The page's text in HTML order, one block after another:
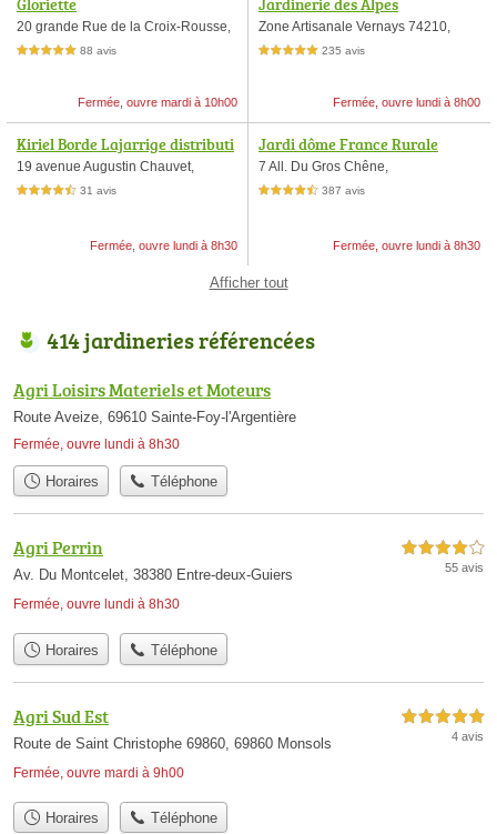
20 grande Rue de la Croix-Rousse,
5,0 étoiles sur 5 88 avis
Fermée, ouvre mardi à 10h00
Zone Artisanale Vernays 74210,
5,0 étoiles sur 5 235 avis
Fermée, ouvre lundi à 8h00
Kiriel Borde Lajarrige distributi
19 avenue Augustin Chauvet,
4,5 étoiles sur 5 31 avis
Fermée, ouvre lundi à 8h30
Jardi dôme France Rurale
7 All. Du Gros Chêne,
4,5 étoiles sur 5 387 avis
Fermée, ouvre lundi à 8h30
Afficher tout
414 jardineries référencées
Agri Loisirs Materiels et Moteurs
Route Aveize, 69610 Sainte-Foy-l'Argentière
Fermée, ouvre lundi à 8h30
Horaires Téléphone
Agri Perrin
Av. Du Montcelet, 38380 Entre-deux-Guiers
Fermée, ouvre lundi à 8h30
4,0 étoiles sur 5
55 avis
Horaires Téléphone
Agri Sud Est
Route de Saint Christophe 69860, 69860 Monsols
Fermée, ouvre mardi à 9h00
5,0 étoiles sur 5
4 avis
Horaires Téléphone